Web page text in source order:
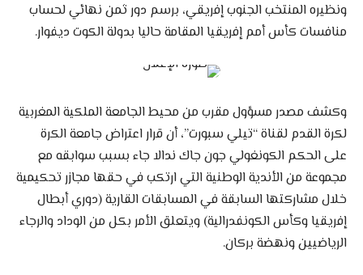
ونظيره المنتخب الجنوب إفريقي، برسم دور ثمن نهائي لحساب
منافسات كأس أمم إفريقيا المقامة حاليا بدولة الكوت ديفوار.
وكشف مصدر مسؤول مقرب من محيط الجامعة الملكية المغربية
لكرة القدم لقناة “تيلي سبورت”، أن قرار اعتراض جامعة الكرة
على الحكم الكونغولي جون جاك ندالا جاء بسبب سوابقه مع
مجموعة من الأندية الوطنية التي ارتكب في حقها مجازر تحكيمية
خلال مشاركتها السابقة في المسابقات القارية (دوري أبطال
إفريقيا وكأس الكونفدرالية) ويتعلق الأمر بكل من الوداد والرجاء
الرياضيين ونهضة بركان.